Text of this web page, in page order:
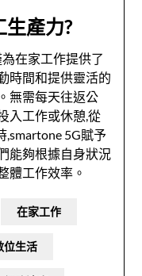
生產力?
在家工作提供了
時間和提供靈活的
無需每天往返公
入工作或休憩,從
5G賦予
能夠根據自身狀況
體工作效率。
在家工作
位生活